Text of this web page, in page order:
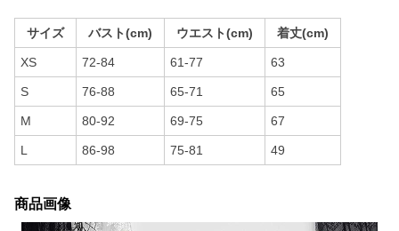
サイズ バスト(cm) ウエスト(cm) 着丈(cm)
XS 72-84 61-77 63
S 76-88 65-71 65
M 80-92 69-75 67
L 86-98 75-81 49
商品画像